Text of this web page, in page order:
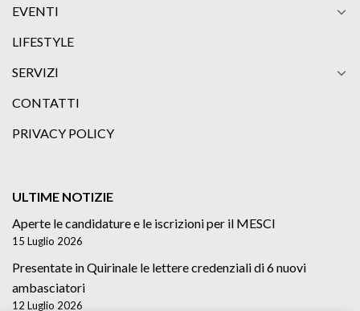
EVENTI
LIFESTYLE
SERVIZI
CONTATTI
PRIVACY POLICY
ULTIME NOTIZIE
Aperte le candidature e le iscrizioni per il MESCI
15 Luglio 2026
Presentate in Quirinale le lettere credenziali di 6 nuovi
ambasciatori
12 Luglio 2026